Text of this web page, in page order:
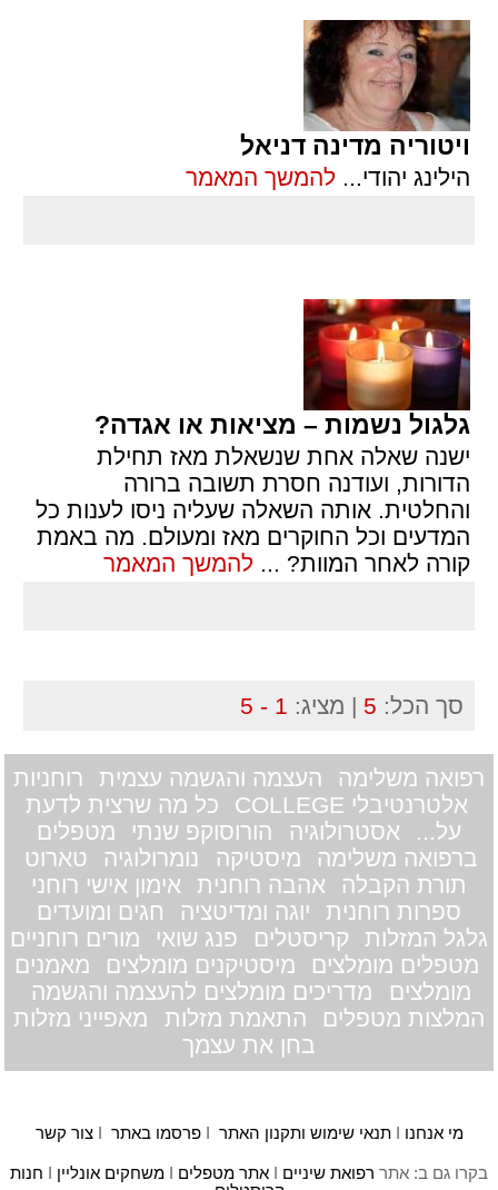
ויטוריה מדינה דניאל
הילינג יהודי... להמשך המאמר
גלגול נשמות – מציאות או אגדה?
ישנה שאלה אחת שנשאלת מאז תחילת
הדורות, ועודנה חסרת תשובה ברורה
והחלטית. אותה השאלה שעליה ניסו לענות כל
המדעים וכל החוקרים מאז ומעולם. מה באמת
קורה לאחר המוות? ... להמשך המאמר
סך הכל: 5 | מציג: 1 - 5
רפואה משלימה העצמה והגשמה עצמית
רוחניות
אלטרנטיבלי COLLEGE
כל מה שרצית לדעת
על...
אסטרולוגיה הורוסוקפ שנתי
מטפלים
ברפואה משלימה
מיסטיקה נומרולוגיה
טארוט
תורת הקבלה
אהבה רוחנית
אימון אישי רוחני
ספרות רוחנית
יוגה ומדיטציה
חגים ומועדים
גלגל המזלות
קריסטלים פנג שואי
מורים רוחניים
מטפלים מומלצים
מיסטיקנים מומלצים
מאמנים
מומלצים
מדריכים מומלצים להעצמה והגשמה
המלצות מטפלים
התאמת מזלות
מאפייני מזלות
בחן את עצמך
מי אנחנו תנאי שימוש ותקנון האתר פרסמו באתר צור קשר
בקרו גם ב: אתר רפואת שיניים אתר מטפלים משחקים אונליין
חנות